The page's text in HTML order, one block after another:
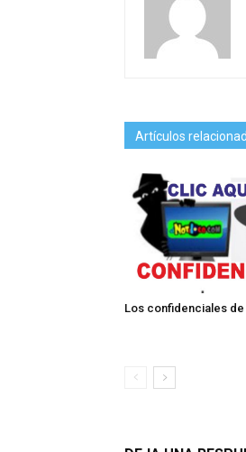
Artículos
Los confidenciales de